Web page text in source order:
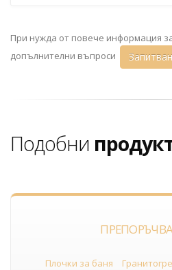
При нужда от повече информация
допълнителни въпроси
Подобни
Плочки за баня